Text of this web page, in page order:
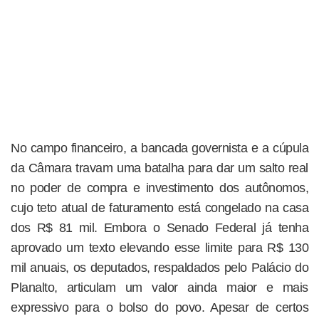
No campo financeiro, a bancada governista e a cúpula
da Câmara travam uma batalha para dar um salto real
no poder de compra e investimento dos autônomos,
cujo teto atual de faturamento está congelado na casa
dos R$ 81 mil. Embora o Senado Federal já tenha
aprovado um texto elevando esse limite para R$ 130
mil anuais, os deputados, respaldados pelo Palácio do
Planalto, articulam um valor ainda maior e mais
expressivo para o bolso do povo. Apesar de certos